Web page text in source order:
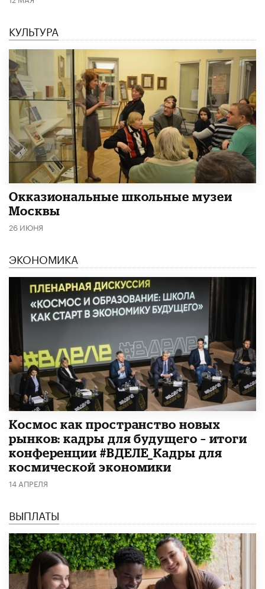
КУЛЬТУРА
​Окказиональные школьные музеи
Москвы
26 ИЮНЯ
ЭКОНОМИКА
Космос как пространство новых
рынков: кадры для будущего – итоги
конференции #ВДЕЛЕ_Кадры для
космической экономики
14 АПРЕЛЯ
ВЫПЛАТЫ